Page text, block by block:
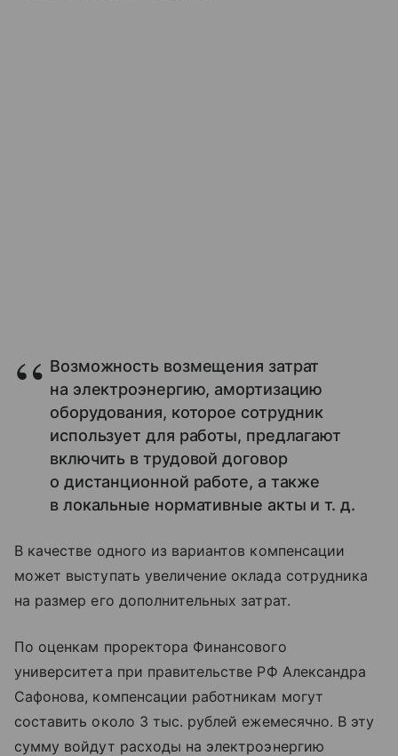
Возможность возмещения затрат
на электроэнергию, амортизацию
оборудования, которое сотрудник
использует для работы, предлагают
включить в трудовой договор
о дистанционной работе, а также
в локальные нормативные акты и т. д.
В качестве одного из вариантов компенсации
может выступать увеличение оклада сотрудника
на размер его дополнительных затрат.
По оценкам проректора Финансового
университета при правительстве РФ Александра
Сафонова, компенсации работникам могут
составить около 3 тыс. рублей ежемесячно. В эту
сумму войдут расходы на электроэнергию